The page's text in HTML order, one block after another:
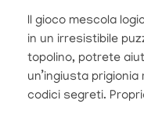
Il gioco mescola
in un irresistibile
topolino, potrete
un’ingiusta
codici segreti.